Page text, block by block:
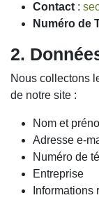
Contact :
Numéro de
2.
Nous collectons
de notre site :
Nom et
Adresse e-
Numéro de
Entreprise